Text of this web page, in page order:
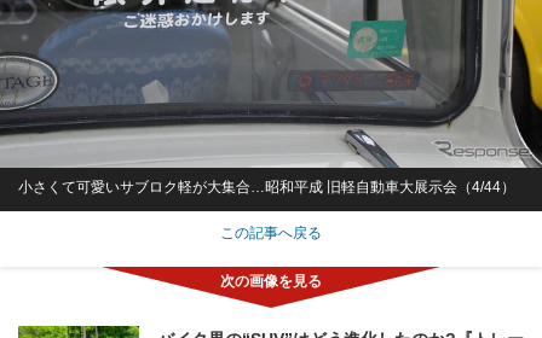
小さくて可愛いサブロク軽が大集合…昭和平成 旧軽自動車大展示会（4/44）
この記事へ戻る